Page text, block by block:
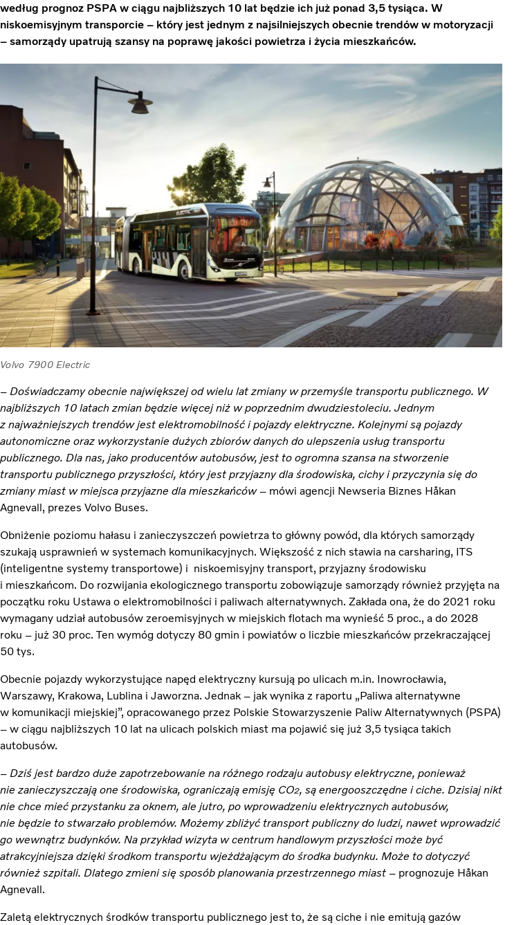
według prognoz PSPA w ciągu najbliższych 10 lat będzie ich już ponad 3,5 tysiąca. W
niskoemisyjnym transporcie – który jest jednym z najsilniejszych obecnie trendów w motoryzacji
– samorządy upatrują szansy na poprawę jakości powietrza i życia mieszkańców.
Volvo 7900 Electric
– Doświadczamy obecnie największej od wielu lat zmiany w przemyśle transportu publicznego. W
najbliższych 10 latach zmian będzie więcej niż w poprzednim dwudziestoleciu. Jednym
z najważniejszych trendów jest elektromobilność i pojazdy elektryczne. Kolejnymi są pojazdy
autonomiczne oraz wykorzystanie dużych zbiorów danych do ulepszenia usług transportu
publicznego. Dla nas, jako producentów autobusów, jest to ogromna szansa na stworzenie
transportu publicznego przyszłości, który jest przyjazny dla środowiska, cichy i przyczynia się do
zmiany miast w miejsca przyjazne dla mieszkańców – mówi agencji Newseria Biznes Håkan
Agnevall, prezes Volvo Buses.
Obniżenie poziomu hałasu i zanieczyszczeń powietrza to główny powód, dla których samorządy
szukają usprawnień w systemach komunikacyjnych. Większość z nich stawia na carsharing, ITS
(inteligentne systemy transportowe) i niskoemisyjny transport, przyjazny środowisku
i mieszkańcom. Do rozwijania ekologicznego transportu zobowiązuje samorządy również przyjęta na
początku roku Ustawa o elektromobilności i paliwach alternatywnych. Zakłada ona, że do 2021 roku
wymagany udział autobusów zeroemisyjnych w miejskich flotach ma wynieść 5 proc., a do 2028
roku – już 30 proc. Ten wymóg dotyczy 80 gmin i powiatów o liczbie mieszkańców przekraczającej
50 tys.
Obecnie pojazdy wykorzystujące napęd elektryczny kursują po ulicach m.in. Inowrocławia,
Warszawy, Krakowa, Lublina i Jaworzna. Jednak – jak wynika z raportu „Paliwa alternatywne
w komunikacji miejskiej”, opracowanego przez Polskie Stowarzyszenie Paliw Alternatywnych (PSPA)
– w ciągu najbliższych 10 lat na ulicach polskich miast ma pojawić się już 3,5 tysiąca takich
autobusów.
– Dziś jest bardzo duże zapotrzebowanie na różnego rodzaju autobusy elektryczne, ponieważ
nie zanieczyszczają one środowiska, ograniczają emisję CO2, są energooszczędne i ciche. Dzisiaj nikt
nie chce mieć przystanku za oknem, ale jutro, po wprowadzeniu elektrycznych autobusów,
nie będzie to stwarzało problemów. Możemy zbliżyć transport publiczny do ludzi, nawet wprowadzić
go wewnątrz budynków. Na przykład wizyta w centrum handlowym przyszłości może być
atrakcyjniejsza dzięki środkom transportu wjeżdżającym do środka budynku. Może to dotyczyć
również szpitali. Dlatego zmieni się sposób planowania przestrzennego miast – prognozuje Håkan
Agnevall.
Zaletą elektrycznych środków transportu publicznego jest to, że są ciche i nie emitują gazów